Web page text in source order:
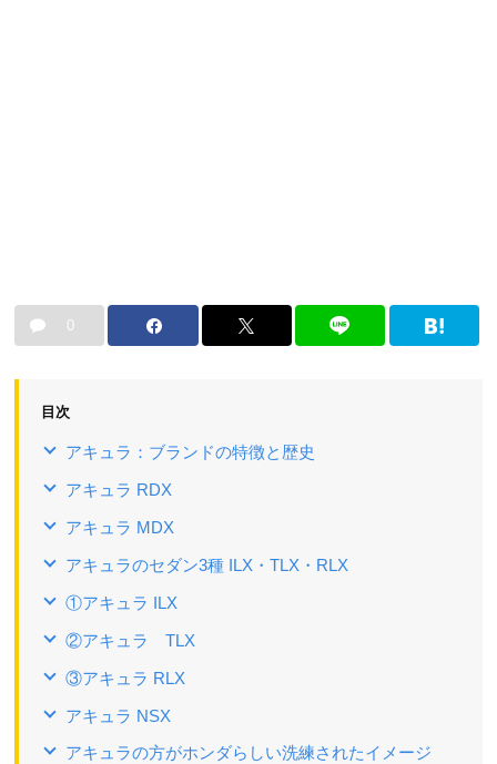
0
目次
アキュラ：ブランドの特徴と歴史
アキュラ RDX
アキュラ MDX
アキュラのセダン3種 ILX・TLX・RLX
①アキュラ ILX
②アキュラ TLX
③アキュラ RLX
アキュラ NSX
アキュラの方がホンダらしい洗練されたイメージ